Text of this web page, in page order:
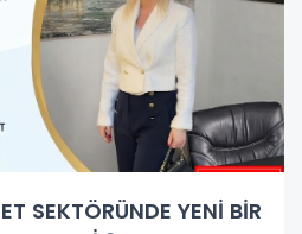
SEKTÖRÜNDE YENİ BİR